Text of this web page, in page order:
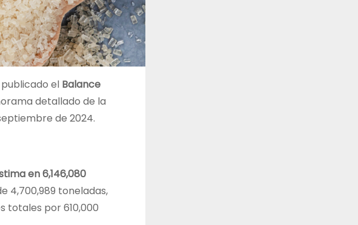
el Balance
detallado de la
de 2024.
en 6,146,080
4,700,989 toneladas,
totales por 610,000